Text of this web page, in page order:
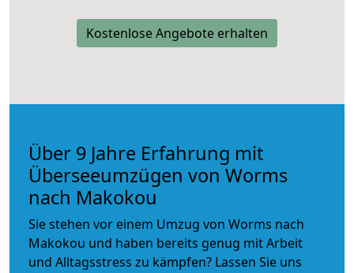
Kostenlose Angebote erhalten
Über 9 Jahre Erfahrung mit
Überseeumzügen von Worms
nach Makokou
Sie stehen vor einem Umzug von Worms nach
Makokou und haben bereits genug mit Arbeit
und Alltagsstress zu kämpfen? Lassen Sie uns